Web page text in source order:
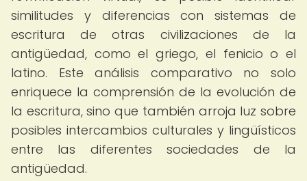
similitudes y diferencias con sistemas de
escritura de otras civilizaciones de la
antigüedad, como el griego, el fenicio o el
latino. Este análisis comparativo no solo
enriquece la comprensión de la evolución de
la escritura, sino que también arroja luz sobre
posibles intercambios culturales y lingüísticos
entre las diferentes sociedades de la
antigüedad.